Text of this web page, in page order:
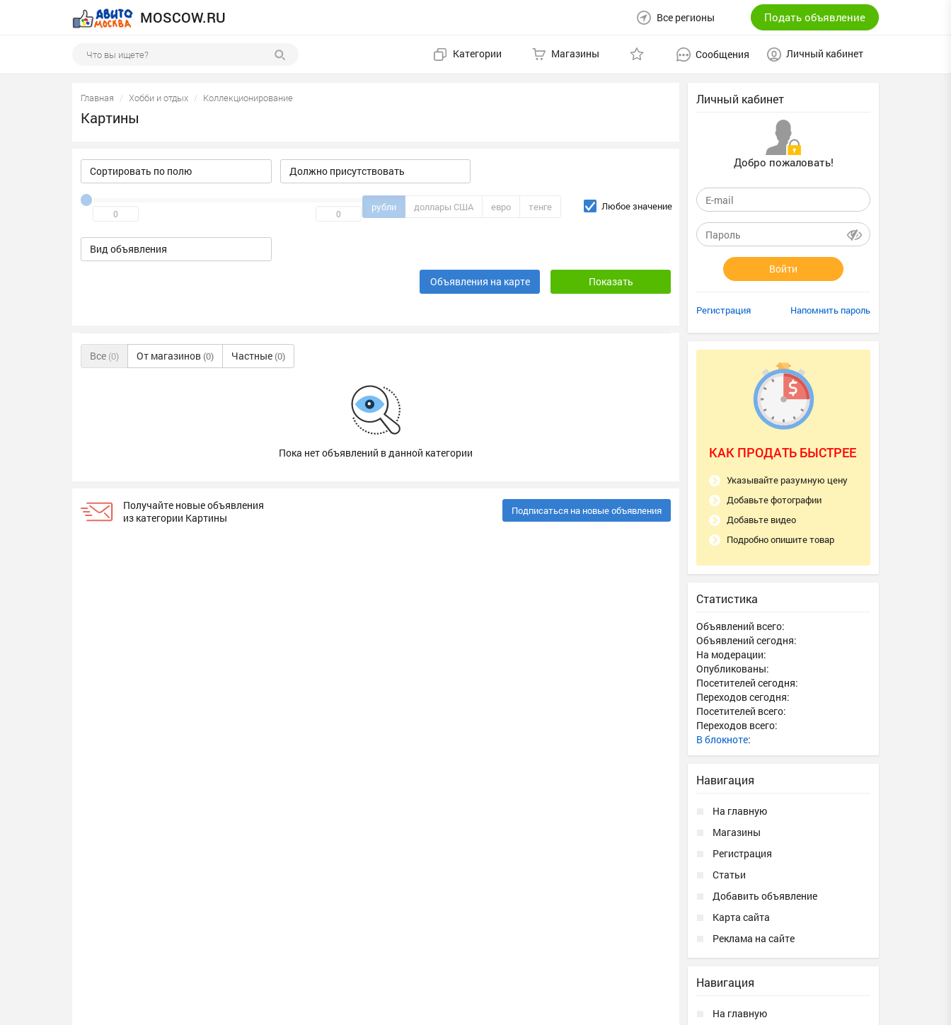
MOSCOW.RU Все регионы Подать объявление
Категории Магазины Сообщения Личный кабинет
Главная Хобби и отдых Коллекционирование
Картины
Сортировать по полю Должно присутствовать
рубли доллары США евро тенге Любое значение
Вид объявления
Объявления на карте
Все (0) От магазинов (0) Частные (0)
Пока нет объявлений в данной категории
Получайте новые объявления
из категории Картины
Подписаться на новые объявления
Личный кабинет
Добро пожаловать!
Войти
Регистрация Напомнить пароль
КАК ПРОДАТЬ БЫСТРЕЕ
Указывайте разумную цену
Добавьте фотографии
Добавьте видео
Подробно опишите товар
Статистика
Объявлений всего:
Объявлений сегодня:
На модерации:
Опубликованы:
Посетителей сегодня:
Переходов сегодня:
Посетителей всего:
Переходов всего:
В блокноте:
Навигация
На главную
Магазины
Регистрация
Статьи
Добавить объявление
Карта сайта
Реклама на сайте
Навигация
На главную